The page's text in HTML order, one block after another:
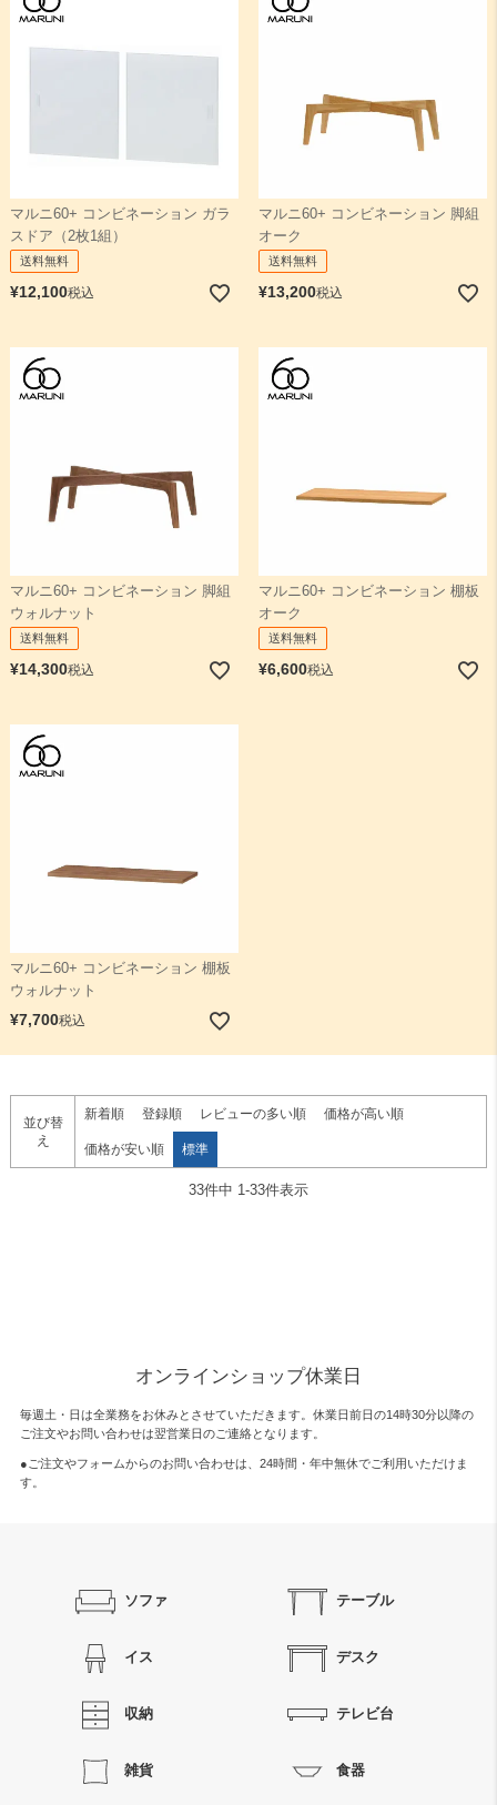
マルニ60+ コンビネーション ガラ
スドア（2枚1組）
送料無料
¥12,100税込
マルニ60+ コンビネーション 脚組
オーク
送料無料
¥13,200税込
マルニ60+ コンビネーション 脚組
ウォルナット
送料無料
¥14,300税込
マルニ60+ コンビネーション 棚板
オーク
送料無料
¥6,600税込
マルニ60+ コンビネーション 棚板
ウォルナット
¥7,700税込
並び替
え
新着順 登録順 レビューの多い順 価格が高い順
価格が安い順 標準
33件中 1 -33件表示
オンラインショップ休業日
毎週土・日は全業務をお休みとさせていただきます。休業日前日の14時30分以降の
ご注文やお問い合わせは翌営業日のご連絡となります。
●ご注文やフォームからのお問い合わせは、 24時間・年中無休でご利用いただけま
す。
ソファ テーブル
イス デスク
収納 テレビ台
雑貨 食器